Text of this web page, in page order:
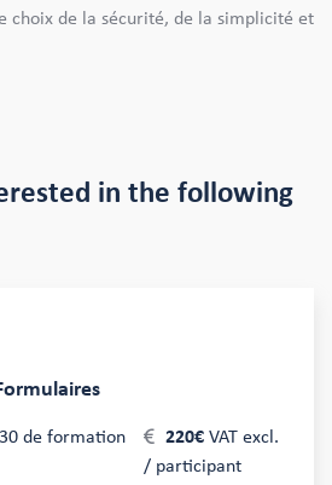
choix de la sécurité, de la simplicité et
in the following
de formation 220€ VAT excl.
/ participant